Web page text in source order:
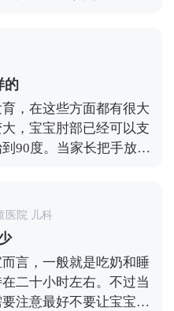
侧切牙8-12个月萌出，
尖牙15-20个月萌出，第
标准男女分别是46.6厘米
的
，在这些方面都有很大
，宝宝肘部已经可以支
90度。当家长把手放在
视物品还能摇动。然后
找到声源发生的地方，
依然还能看到。语言能
至有些时候还能高叫。
楚自己的家人，特别是
医院 儿科
言，一般就是吃奶和睡
二十小时左右。不过当
注意最好不要让宝宝白